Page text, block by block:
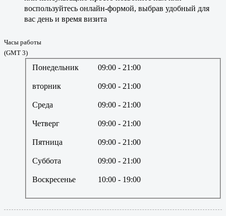
воспользуйтесь онлайн-формой, выбрав удобный для
вас день и время визита
Часы работы
(GMT 3)
Понедельник 09:00 - 21:00
вторник 09:00 - 21:00
Среда 09:00 - 21:00
Четверг 09:00 - 21:00
Пятница 09:00 - 21:00
Суббота 09:00 - 21:00
Воскресенье 10:00 - 19:00